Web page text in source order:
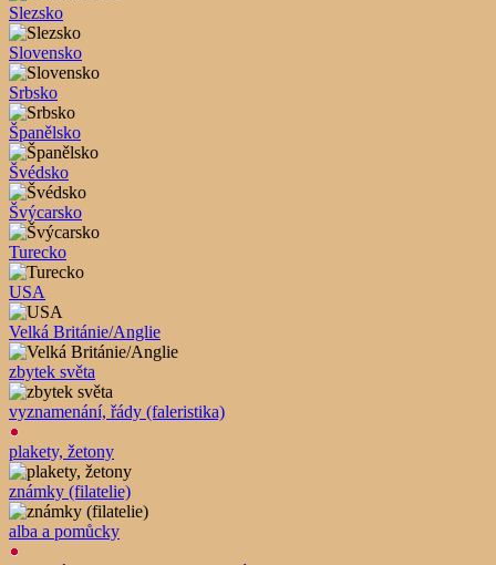
Slezsko
Slovensko
Srbsko
Španělsko
Švédsko
Švýcarsko
Turecko
USA
Velká Británie/Anglie
zbytek světa
vyznamenání, řády (faleristika)
plakety, žetony
známky (filatelie)
alba a pomůcky